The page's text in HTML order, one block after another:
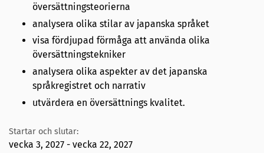
översättningsteorierna
analysera olika stilar av japanska språket
visa fördjupad förmåga att använda olika
översättningstekniker
analysera olika aspekter av det japanska
språkregistret och narrativ
utvärdera en översättnings kvalitet.
Startar och slutar:
vecka 3, 2027 - vecka 22, 2027